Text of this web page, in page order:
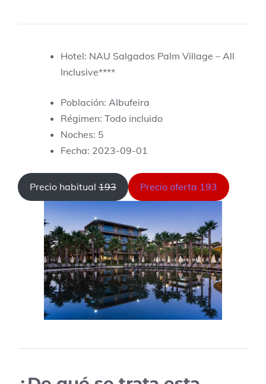
Hotel: NAU Salgados Palm Village – All
Inclusive****
Población: Albufeira
Régimen: Todo incluido
Noches: 5
Fecha: 2023-09-01
Precio habitual 193 Precio oferta 193